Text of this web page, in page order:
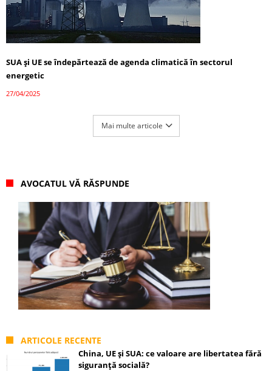
SUA și UE se îndepărtează de agenda climatică în sectorul
energetic
27/04/2025
Mai multe articole
AVOCATUL VĂ RĂSPUNDE
ARTICOLE RECENTE
China, UE și SUA: ce valoare are libertatea fără
siguranță socială?